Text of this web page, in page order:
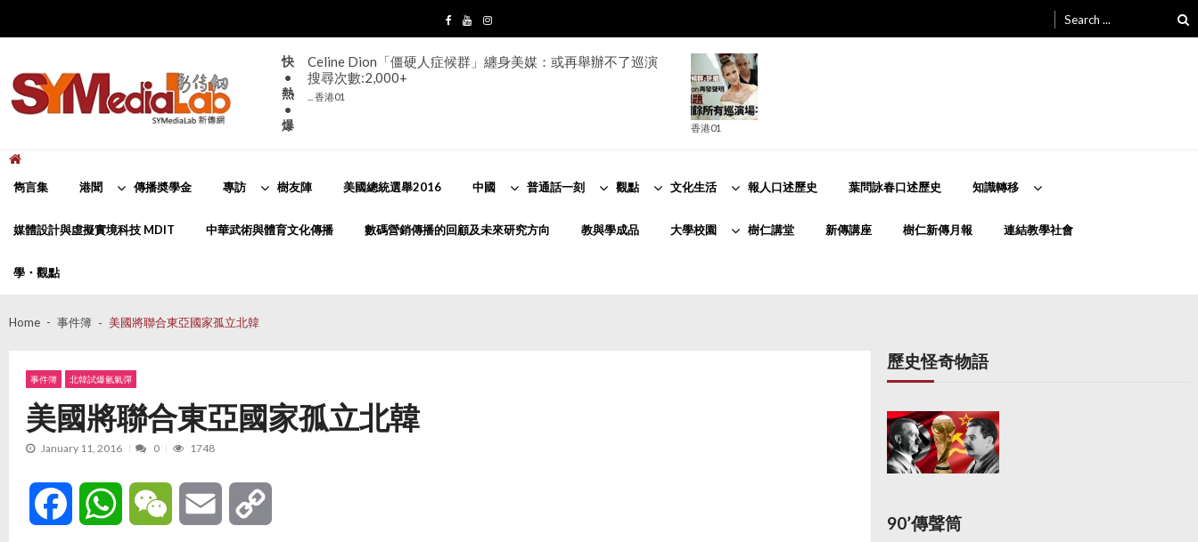
navigation
content
for:
快
•
熱
•
爆
Celine Dion「僵硬人症候群」纏身美媒：或再舉辦不了巡演
搜尋次數:2,000+
... 香港01
香港01
雋言集 港聞 傳播奬學金 專訪 樹友陣 美國總統選舉2016 中國 普通話一刻 觀點 文化生活 報人口述歷史 葉問詠春口述歷史 知識轉移
媒體設計與虛擬實境科技 MDIT 中華武術與體育文化傳播 數碼營銷傳播的回顧及未來研究方向 教與學成品 大學校園 樹仁講堂 新傳講座 樹仁新傳月報 連結教學社會
學・觀點
Home 事件簿 美國將聯合東亞國家孤立北韓
事件簿 北韓試爆氫氣彈
美國將聯合東亞國家孤立北韓
January 11, 2016 0 1748
Facebook WhatsAppWeChat Email
歷史怪奇物語
90’傳聲筒